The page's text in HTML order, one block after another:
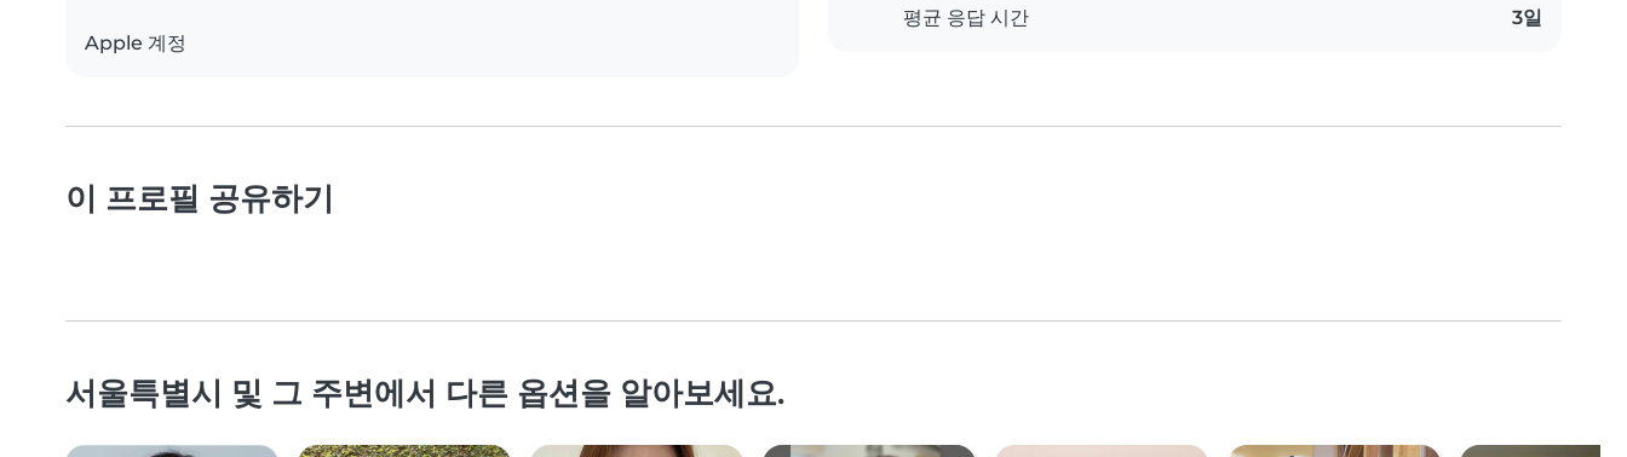
Apple 계정
평균 응답 시간 3일
이 프로필 공유하기
서울특별시 및 그 주변에서 다른 옵션을 알아보세요.